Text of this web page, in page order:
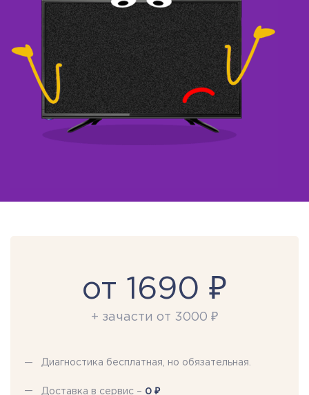
от 1690 ₽
+ зачасти от 3000 ₽
Диагностика бесплатная, но обязательная.
Доставка в сервис – 0 ₽